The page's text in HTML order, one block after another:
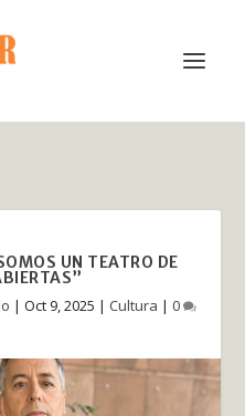
UN TEATRO DE
| Oct 9, 2025 | Cultura | 0